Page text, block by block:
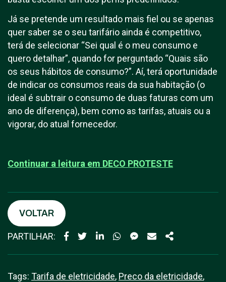
Já se pretende um resultado mais fiel ou se apenas
quer saber se o seu tarifário ainda é competitivo,
terá de selecionar “Sei qual é o meu consumo e
quero detalhar”, quando for perguntado “Quais são
os seus hábitos de consumo?”. Aí, terá oportunidade
de indicar os consumos reais da sua habitação (o
ideal é subtrair o consumo de duas faturas com um
ano de diferença), bem como as tarifas, atuais ou a
vigorar, do atual fornecedor.
Continuar a leitura em DECO PROTESTE
VOLTAR
PARTILHAR:
Tags: Tarifa de eletricidade, Preco da eletricidade,